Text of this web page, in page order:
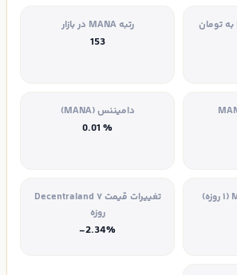
رتبه MANA در بازار
153
دامیننس (MANA)
% 0.01
تغییرات قیمت Decentraland ۷
روزه
-2.34%